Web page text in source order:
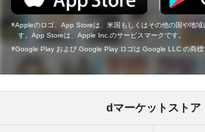
Appleのロゴ、App Storeは、米国もしくはその他の国や地
す。App Storeは、Apple Inc.のサービスマークです。
Google Play および Google Play ロゴは Google LLC の商標
dマーケットストア